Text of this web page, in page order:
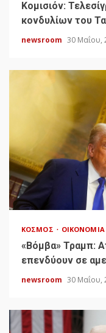
Κομισιόν:
κονδυλίων του
newsroom 30 Μαΐου,
ΚΌΣΜΟΣ ΟΙΚΟΝΟΜΊΑ
«Bόμβα» Τραμπ:
επενδύουν σε
newsroom 30 Μαΐου,